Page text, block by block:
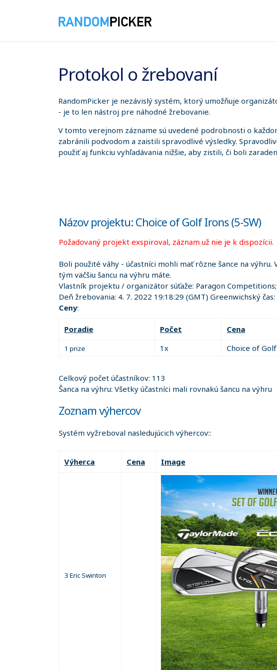
Protokol o žrebovaní
RandomPicker je nezávislý systém, ktorý umožňuje
- je to len nástroj pre náhodné žrebovanie.
V tomto verejnom zázname sú uvedené podrobnosti o
zabránili podvodom a zaistili spravodlivé výsledky.
použiť aj funkciu vyhľadávania nižšie, aby zistili, či boli
Názov projektu: Choice of Golf Irons (5-SW)
Požadovaný projekt exspiroval, záznam už nie je k dispozícii.
Boli použité váhy - účastníci mohli mať rôzne šance na
tým väčšiu šancu na výhru máte.
Vlastník projektu / organizátor súťaže: Paragon
Deň žrebovania: 4. 7. 2022 19:18:29 (GMT) Greenwichský
Ceny:
Poradie Počet Cena
1 prize 1x Choice of
Celkový počet účastníkov: 113
Šanca na výhru: Všetky účastníci mali rovnakú šancu na výhru
Zoznam výhercov
Systém vyžreboval nasledujúcich výhercov::
Výherca Cena Image
3 Eric Swinton